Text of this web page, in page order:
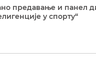
предавање и панел
у спорту“